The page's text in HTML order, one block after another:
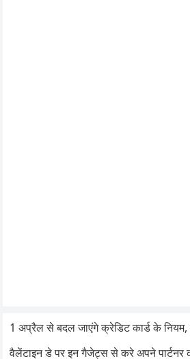
1 अप्रैल से बदल जाएंगे क्रेडिट कार्ड के नियम,
वैलेंटाइन डे पर इन गैजेट्स से करे अपने